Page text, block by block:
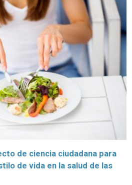
de ciencia ciudadana para
de vida en la salud de las